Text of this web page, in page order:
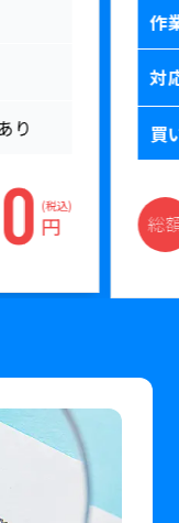
り
(税込)
円
作
対
買
総